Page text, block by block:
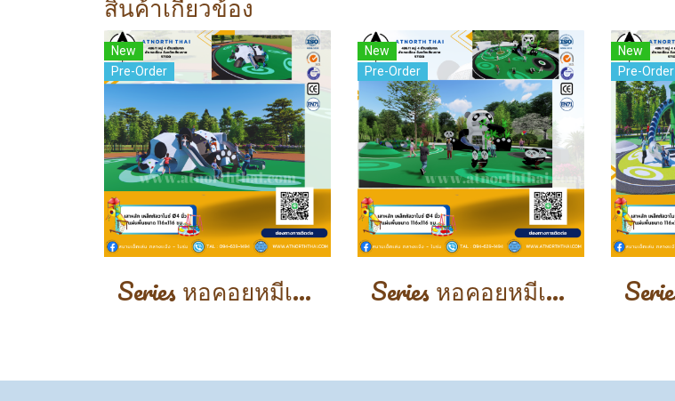
New
Pre-Order
Series หอคอยหมีเเพนด้า
New
Pre-Order
Series หอคอยหมีเเพนด้า
New
Pre-Order